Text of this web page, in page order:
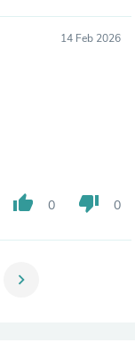
14 Feb 2026
thumb_up 0 thumb_down 0
chevron_right